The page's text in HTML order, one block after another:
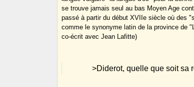
se trouve jamais seul au bas Moyen Age
passé à partir du début XVIIe siècle où des
comme le synonyme latin de la province de
co-écrit avec Jean Lafitte)
>Diderot, quelle que soit sa